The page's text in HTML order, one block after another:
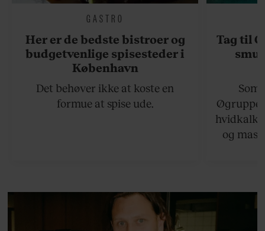
GASTRO
Her er de bedste bistroer og
budgetvenlige spisesteder i
København
Det behøver ikke at koste en
formue at spise ude.
Tag til
og